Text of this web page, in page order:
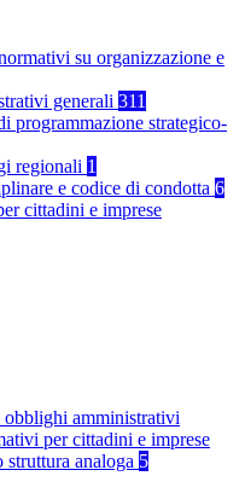
su organizzazione e
generali 311
programmazione strategico-
regionali 1
e codice di condotta 6
cittadini e imprese
obblighi amministrativi
per cittadini e imprese
analoga 5